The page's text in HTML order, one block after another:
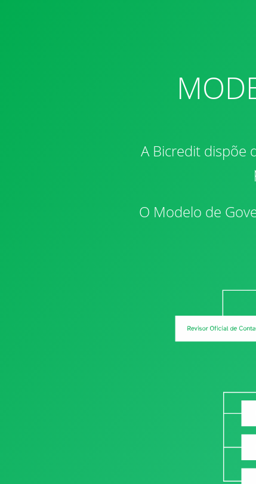
A Bicredit dispõe
O Modelo de